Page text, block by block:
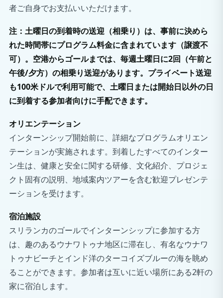
者ご自身でお支払いいただけます。
注：土曜日の到着時の送迎（相乗り）は、事前に決めら
れた時間帯にプログラム料金に含まれています（譲渡不
可）。空港からゴールまでは、毎週土曜日に2回（午前と
午後/夕方）の相乗り送迎があります。プライベート送迎
も100米ドルで利用可能で、土曜日または開始日以外の日
に到着する参加者向けに手配できます。
オリエンテーション
インターンシップ開始前に、詳細なプログラムオリエン
テーションが実施されます。到着したすべてのインター
ン生は、健康と安全に関する研修、文化紹介、プロジェ
クト固有の説明、地域案内ツアーを含む歓迎プレゼンテ
ーションを受けます。
宿泊施設
スリランカのゴールでインターンシップに参加する方
は、趣のあるウナワトゥナ地区に滞在し、有名なウナワ
トゥナビーチとインド洋のターコイズブルーの海を眺め
ることができます。参加者は互いに近い場所にある2軒の
家に宿泊します。